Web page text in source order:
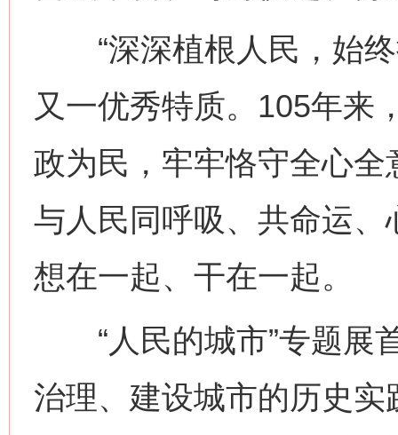
“深深植根人民，始终
又一优秀特质。105年来
政为民，牢牢恪守全心
与人民同呼吸、共命运
想在一起、干在一起。
“人民的城市”专题展
治理、建设城市的历史